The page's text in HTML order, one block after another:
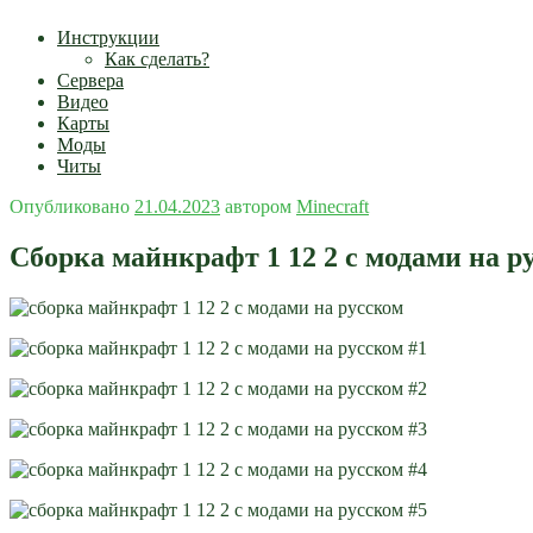
Инструкции
Как сделать?
Сервера
Видео
Карты
Моды
Читы
Опубликовано 21.04.2023 автором Minecraft
Сборка майнкрафт 1 12 2 с модами на